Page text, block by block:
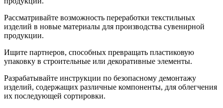
Рассматривайте возможность переработки текстильных
изделий в новые материалы для производства сувенирной
продукции.
Ищите партнеров, способных превращать пластиковую
упаковку в строительные или декоративные элементы.
Разрабатывайте инструкции по безопасному демонтажу
изделий, содержащих различные компоненты, для облегчения
их последующей сортировки.